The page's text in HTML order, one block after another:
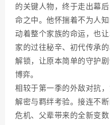
的关键人物，终于走出幕
命之中。他怀揣着不为人
动着整个家族的命运，也
家的过往秘辛、初代传承
解锁，让原本简单的守护
博弈。
相较于第一季的外敌对抗
解密与羁绊考验。接连不
危机、父辈带来的全新变